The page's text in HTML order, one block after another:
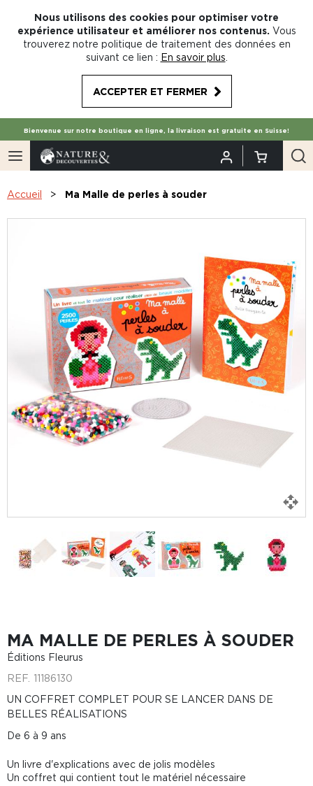
Nous utilisons des cookies pour optimiser votre
expérience utilisateur et améliorer nos contenus. Vous
trouverez notre politique de traitement des données en
suivant ce lien : En savoir plus
ACCEPTER ET FERMER
Bienvenue sur notre boutique en ligne, la livraison est gratuite en Suisse!
Accueil Ma Malle de perles à souder
MA MALLE DE PERLES À SOUDER
Éditions Fleurus
REF. 11186130
UN COFFRET COMPLET POUR SE LANCER DANS DE
BELLES RÉALISATIONS
De 6 à 9 ans
Un livre d'explications avec de jolis modèles
Un coffret qui contient tout le matériel nécessaire